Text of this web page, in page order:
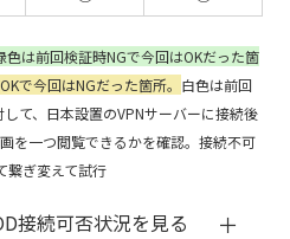
色は前回検証時NGで今回はOKだった箇
で今回はNGだった箇所。 白色は前回
て、日本設置のVPNサーバーに接続後
を一つ閲覧できるかを確認。接続不可
繋ぎ変えて試行
接続可否状況を見る